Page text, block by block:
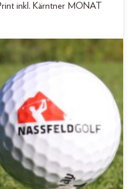
inkl. Kärntner MONAT